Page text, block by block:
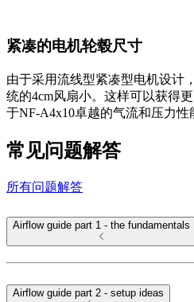
紧凑的电机轮毂尺寸
由于采用流线型紧凑型电机设计
统的4cm风扇小。这样可以获得
于NF-A4x10卓越的气流和压力性
常见问题解答
所有问题解答
Airflow guide part 1 - the fundamentals
Airflow guide part 2 - setup ideas